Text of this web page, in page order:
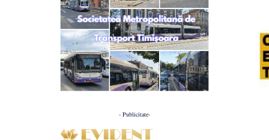
- Publicitate-